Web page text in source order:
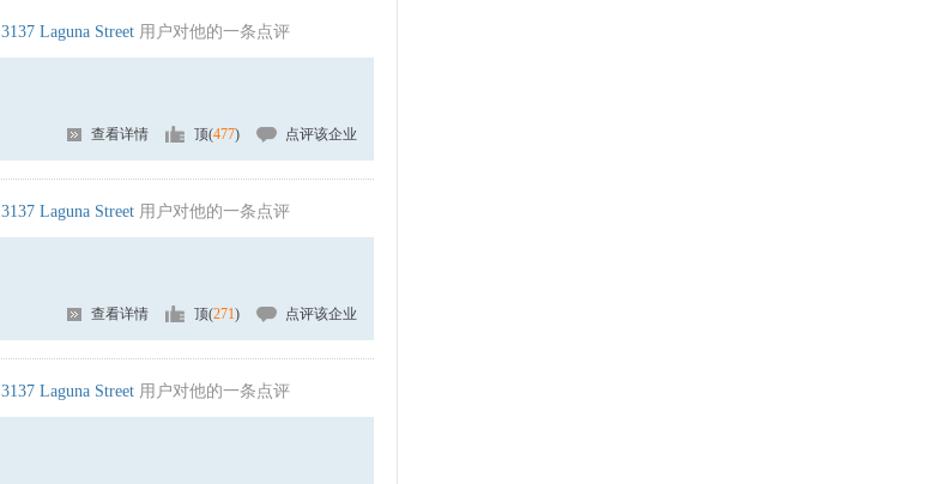
3137 Laguna Street 用户对他的一条点评
查看详情 顶(477) 点评该企业
3137 Laguna Street 用户对他的一条点评
查看详情 顶(271) 点评该企业
3137 Laguna Street 用户对他的一条点评